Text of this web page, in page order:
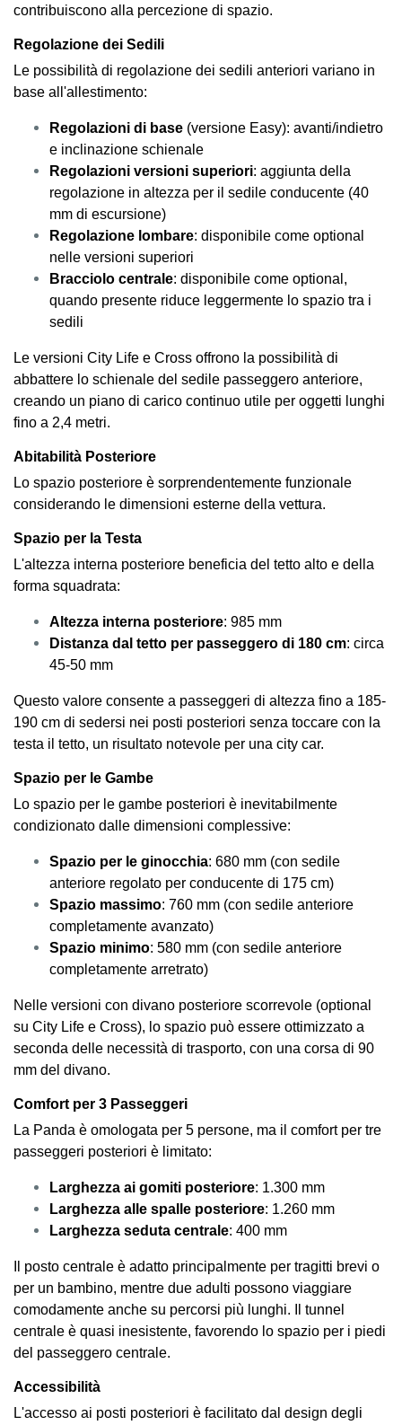
contribuiscono alla percezione di spazio.
Regolazione dei Sedili
Le possibilità di regolazione dei sedili anteriori variano in
base all'allestimento:
Regolazioni di base (versione Easy): avanti/indietro
e inclinazione schienale
Regolazioni versioni superiori: aggiunta della
regolazione in altezza per il sedile conducente (40
mm di escursione)
Regolazione lombare: disponibile come optional
nelle versioni superiori
Bracciolo centrale: disponibile come optional,
quando presente riduce leggermente lo spazio tra i
sedili
Le versioni City Life e Cross offrono la possibilità di
abbattere lo schienale del sedile passeggero anteriore,
creando un piano di carico continuo utile per oggetti lunghi
fino a 2,4 metri.
Abitabilità Posteriore
Lo spazio posteriore è sorprendentemente funzionale
considerando le dimensioni esterne della vettura.
Spazio per la Testa
L'altezza interna posteriore beneficia del tetto alto e della
forma squadrata:
Altezza interna posteriore: 985 mm
Distanza dal tetto per passeggero di 180 cm: circa
45-50 mm
Questo valore consente a passeggeri di altezza fino a 185-
190 cm di sedersi nei posti posteriori senza toccare con la
testa il tetto, un risultato notevole per una city car.
Spazio per le Gambe
Lo spazio per le gambe posteriori è inevitabilmente
condizionato dalle dimensioni complessive:
Spazio per le ginocchia: 680 mm (con sedile
anteriore regolato per conducente di 175 cm)
Spazio massimo: 760 mm (con sedile anteriore
completamente avanzato)
Spazio minimo: 580 mm (con sedile anteriore
completamente arretrato)
Nelle versioni con divano posteriore scorrevole (optional
su City Life e Cross), lo spazio può essere ottimizzato a
seconda delle necessità di trasporto, con una corsa di 90
mm del divano.
Comfort per 3 Passeggeri
La Panda è omologata per 5 persone, ma il comfort per tre
passeggeri posteriori è limitato:
Larghezza ai gomiti posteriore: 1.300 mm
Larghezza alle spalle posteriore: 1.260 mm
Larghezza seduta centrale: 400 mm
Il posto centrale è adatto principalmente per tragitti brevi o
per un bambino, mentre due adulti possono viaggiare
comodamente anche su percorsi più lunghi. Il tunnel
centrale è quasi inesistente, favorendo lo spazio per i piedi
del passeggero centrale.
Accessibilità
L'accesso ai posti posteriori è facilitato dal design degli